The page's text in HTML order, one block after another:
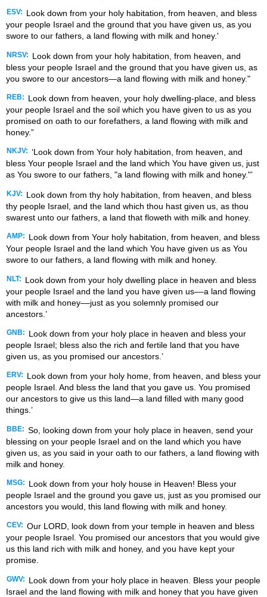
ESV:
Look down from your holy habitation, from heaven, and bless
your people Israel and the ground that you have given us, as you
swore to our fathers, a land flowing with milk and honey.'
NRSV:
Look down from your holy habitation, from heaven, and
bless your people Israel and the ground that you have given us, as
you swore to our ancestors—a land flowing with milk and honey."
REB:
Look down from heaven, your holy dwelling-place, and bless
your people Israel and the soil which you have given to us as you
promised on oath to our forefathers, a land flowing with milk and
honey.”
NKJV: ‘Look down from Your holy habitation, from heaven, and
bless Your people Israel and the land which You have given us, just
as You swore to our fathers, "a land flowing with milk and honey."’
KJV:
Look down from thy holy habitation, from heaven, and bless
thy people Israel, and the land which thou hast given us, as thou
swarest unto our fathers, a land that floweth with milk and honey.
AMP:
Look down from Your holy habitation, from heaven, and bless
Your people Israel and the land which You have given us as You
swore to our fathers, a land flowing with milk and honey.
NLT:
Look down from your holy dwelling place in heaven and bless
your people Israel and the land you have given us––a land flowing
with milk and honey––just as you solemnly promised our
ancestors.’
GNB:
Look down from your holy place in heaven and bless your
people Israel; bless also the rich and fertile land that you have
given us, as you promised our ancestors.’
ERV:
Look down from your holy home, from heaven, and bless your
people Israel. And bless the land that you gave us. You promised
our ancestors to give us this land—a land filled with many good
things.’
BBE: So, looking down from your holy place in heaven, send your
blessing on your people Israel and on the land which you have
given us, as you said in your oath to our fathers, a land flowing with
milk and honey.
MSG:
Look down from your holy house in Heaven! Bless your
people Israel and the ground you gave us, just as you promised our
ancestors you would, this land flowing with milk and honey.
CEV: Our LORD, look down from your temple in heaven and bless
your people Israel. You promised our ancestors that you would give
us this land rich with milk and honey, and you have kept your
promise.
GWV:
Look down from your holy place in heaven. Bless your people
Israel and the land flowing with milk and honey that you have given